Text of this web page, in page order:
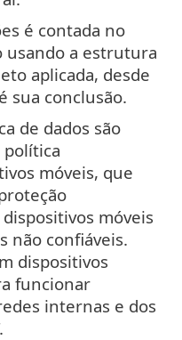
é contada no
a estrutura
aplicada, desde
sua conclusão.
de dados são
política
móveis, que
móveis
não confiáveis.
dispositivos
funcionar
internas e dos